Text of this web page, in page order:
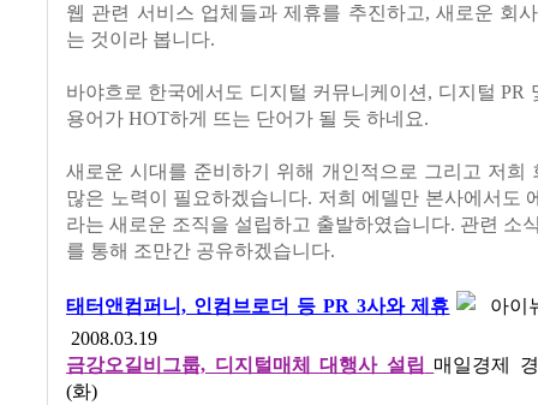
웹 관련 서비스 업체들과 제휴를 추진하고, 새로운 회
는 것이라 봅니다.
바야흐로 한국에서도 디지털 커뮤니케이션, 디지털 PR
용어가 HOT하게 뜨는 단어가 될 듯 하네요.
새로운 시대를 준비하기 위해 개인적으로 그리고 저희
많은 노력이 필요하겠습니다. 저희 에델만 본사에서도
라는 새로운 조직을 설립하고 출발하였습니다. 관련 소
를 통해 조만간 공유하겠습니다.
태터앤컴퍼니, 인컴브로더 등 PR 3사와 제휴
아이
2008.03.19
금강오길비그룹, 디지털매체 대행사 설립 매일경제
(화)